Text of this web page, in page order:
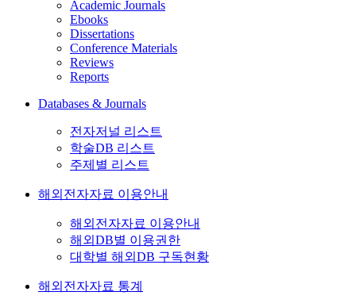
Academic Journals
Ebooks
Dissertations
Conference Materials
Reviews
Reports
Databases & Journals
전자저널 리스트
학술DB 리스트
주제별 리스트
해외전자자료 이용안내
해외전자자료 이용안내
해외DB별 이용권한
대학별 해외DB 구독현황
해외전자자료 통계